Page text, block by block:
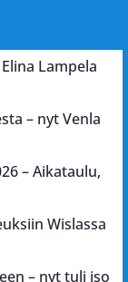
Lampela
– nyt Venla
– Aikataulu,
Wislassa
– nyt tuli iso